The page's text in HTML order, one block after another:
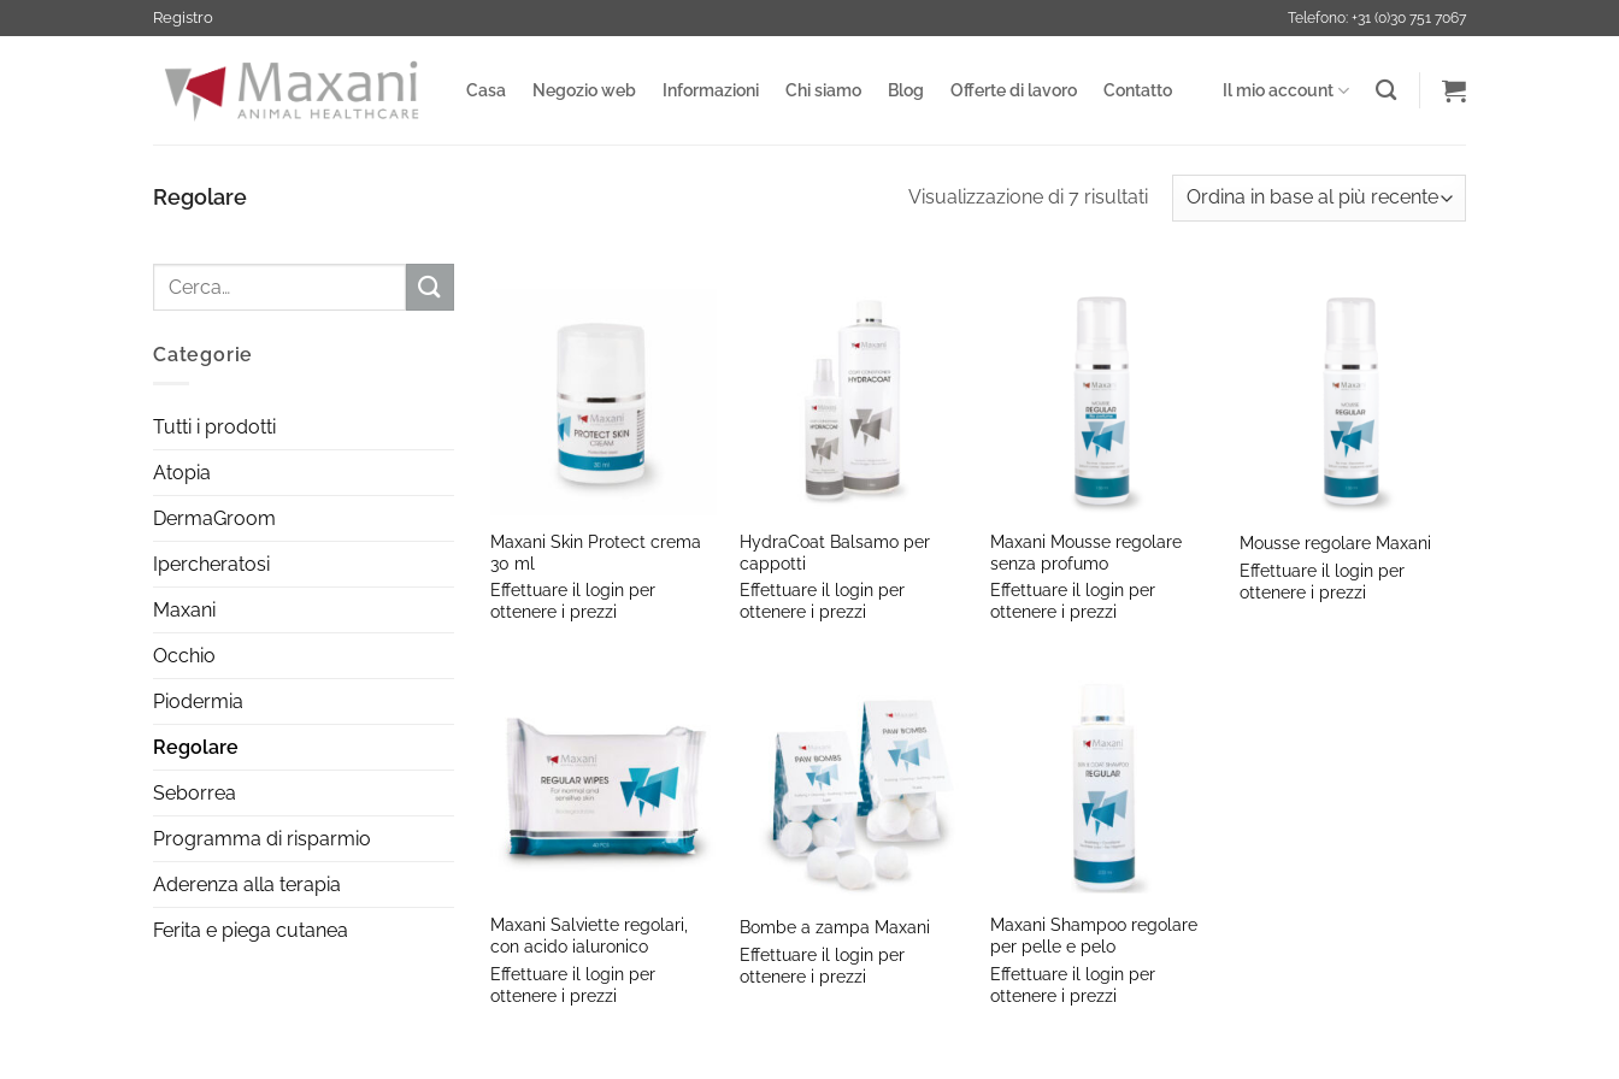
ai
Registro Telefono: +31 (0)30 751 7067
Casa Negozio web Informazioni Chi siamo Blog Offerte di lavoro Contatto Il mio account
Regolare Visualizzazione di 7 risultatiOrdina
Cerca:
Categorie
Tutti i prodotti
Atopia
DermaGroom
Ipercheratosi
Maxani
Occhio
Piodermia
Regolare
Seborrea
Programma di risparmio
Aderenza alla terapia
Ferita e piega cutanea
Maxani Skin Protect crema
30 ml
Effettuare il login per
ottenere i prezzi
HydraCoat Balsamo per
cappotti
Effettuare il login per
ottenere i prezzi
Maxani Mousse regolare
senza profumo
Effettuare il login per
ottenere i prezzi
Mousse regolare Maxani
Effettuare il login per
ottenere i prezzi
Maxani Salviette regolari,
con acido ialuronico
Effettuare il login per
ottenere i prezzi
Bombe a zampa Maxani
Effettuare il login per
ottenere i prezzi
Maxani Shampoo regolare
per pelle e pelo
Effettuare il login per
ottenere i prezzi